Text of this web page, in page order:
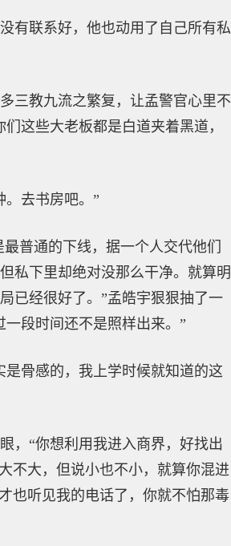
有联系好，他也动用了自己所有私
三教九流之繁复，让孟警官心里不
这些大老板都是白道夹着黑道，
。去书房吧。”
普通的下线，据一个人交代他们
私下里却绝对没那么干净。就算明
已经很好了。”孟皓宇狠狠抽了一
段时间还不是照样出来。”
骨感的，我上学时候就知道的这
，“你想利用我进入商界，好找出
不大，但说小也不小，就算你混进
也听见我的电话了，你就不怕那毒